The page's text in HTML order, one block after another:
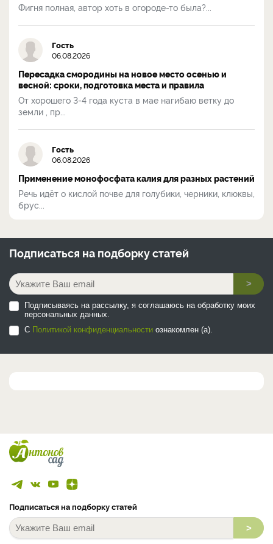
Фигня полная, автор хоть в огороде-то была?...
Гость
06.08.2026
Пересадка смородины на новое место осенью и
весной: сроки, подготовка места и правила
От хорошего 3-4 года куста в мае нагибаю ветку до
земли , пр...
Гость
06.08.2026
Применение монофосфата калия для разных растений
Речь идёт о кислой почве для голубики, черники, клюквы,
брус...
Подписаться на подборку статей
>
Подписываясь на рассылку, я соглашаюсь на обработку моих
персональных данных.
С Политикой конфиденциальности ознакомлен (а).
Подписаться на подборку статей
>